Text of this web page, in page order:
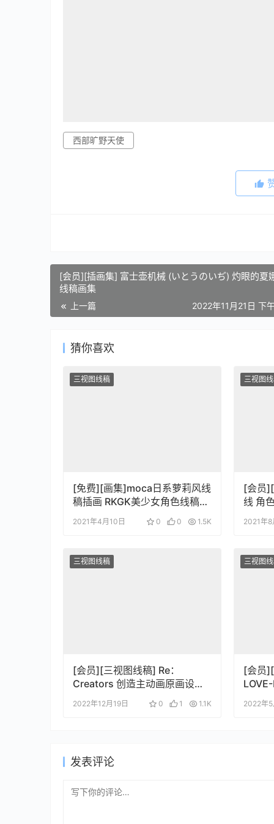
西部旷野天使
[会员][插画集] 富士壶机械 (いとうのいぢ) 灼眼的夏
线稿画集
上一篇 2022年11月21日 下
猜你喜欢
三视图线稿
[免费][画集]moca日系萝莉风线
稿插画 RKGK美少女角色线稿涂
鸦本
2021年4月10日 0 0 1.5K
三视图
[会员
线 角色三视图道具场景线稿设
定集
2021年8
三视图线稿
[会员][三视图线稿] Re：
Creators 创造主动画原画设定
资料集
2022年12月19日 0 1 1.1K
三视图
[会员
2022年
发表评论